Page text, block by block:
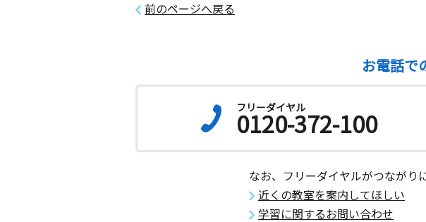
前のページへ戻る
お電話で
フリーダイヤル
0120-372-100
なお、フリーダイヤルがつながり
近くの教室を案内してほしい
学習に関するお問い合わせ